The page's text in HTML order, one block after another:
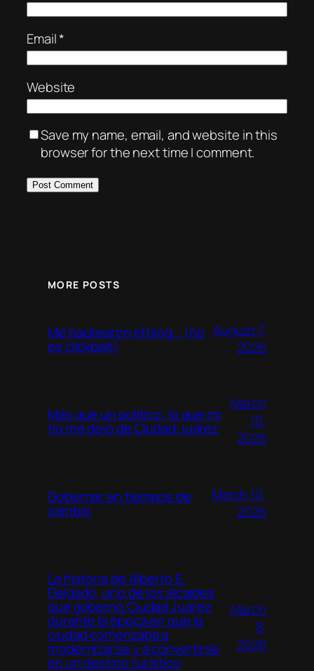
Email*
Website
Save my name, email, and website in this
browser for the next time I comment.
MORE POSTS
Me hackearon el blog… (no
es clickbait)
August 7,
2026
Más que un político: lo que mi
tío me dejó de Ciudad Juárez
March
10,
2026
Gobernar en tiempos de
cambio
March 10,
2026
La historia de Alberto E.
Delgado, uno de los alcaldes
que gobernó Ciudad Juárez
durante la época en que la
ciudad comenzaba a
modernizarse y a convertirse
en un destino turístico
March
8,
2026